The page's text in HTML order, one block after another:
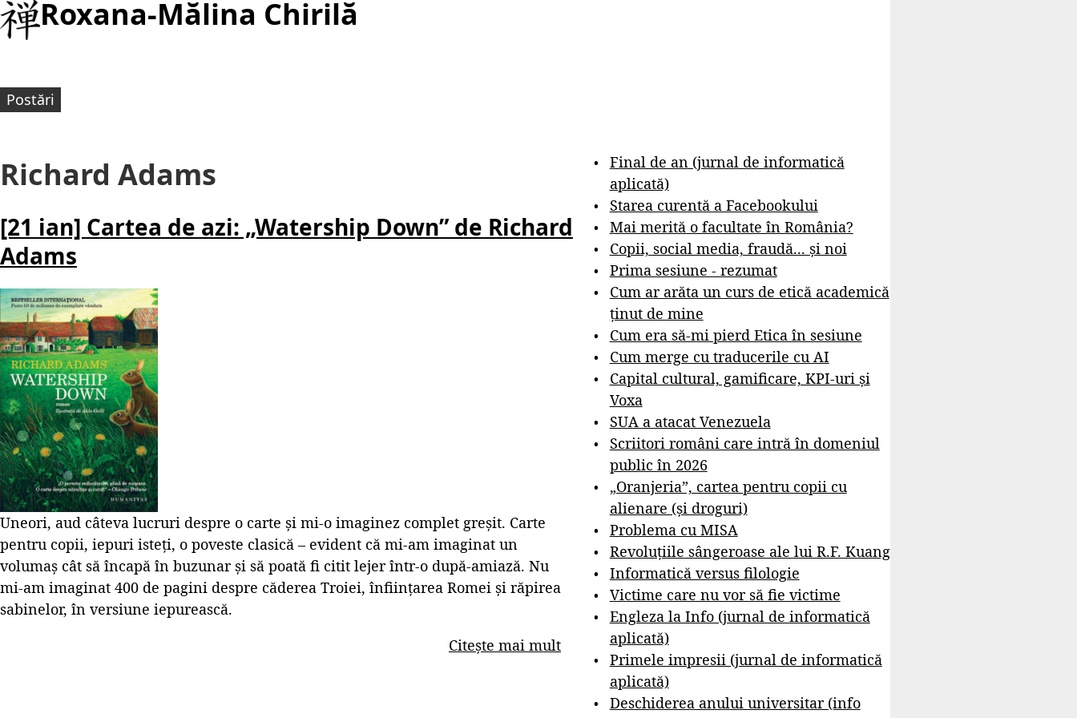
Roxana-Mălina Chirilă
Postări
Richard Adams
[21 ian] Cartea de azi: „Watership Down” de Richard
Adams
Uneori, aud câteva lucruri despre o carte și mi-o imaginez complet greșit. Carte
pentru copii, iepuri isteți, o poveste clasică – evident că mi-am imaginat un
volumaș cât să încapă în buzunar și să poată fi citit lejer într-o după-amiază. Nu
mi-am imaginat 400 de pagini despre căderea Troiei, înființarea Romei și răpirea
sabinelor, în versiune iepurească.
Citește mai mult
Final de an (jurnal de informatică
aplicată)
Starea curentă a Facebookului
Mai merită o facultate în România?
Copii, social media, fraudă... și noi
Prima sesiune - rezumat
Cum ar arăta un curs de etică academică
ținut de mine
Cum era să-mi pierd Etica în sesiune
Cum merge cu traducerile cu AI
Capital cultural, gamificare, KPI-uri și
Voxa
SUA a atacat Venezuela
Scriitori români care intră în domeniul
public în 2026
„Oranjeria”, cartea pentru copii cu
alienare (și droguri)
Problema cu MISA
Revoluțiile sângeroase ale lui R.F. Kuang
Informatică versus filologie
Victime care nu vor să fie victime
Engleza la Info (jurnal de informatică
aplicată)
Primele impresii (jurnal de informatică
aplicată)
Deschiderea anului universitar (info